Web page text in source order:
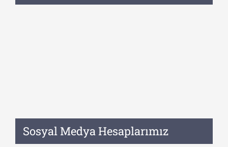
Sosyal Medya Hesaplarımız